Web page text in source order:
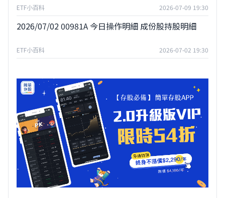
ETF小百科 2026-07-09 19:30
2026/07/02 00981A 今日操作明細 成份股持股明細
ETF小百科 2026-07-02 19:30